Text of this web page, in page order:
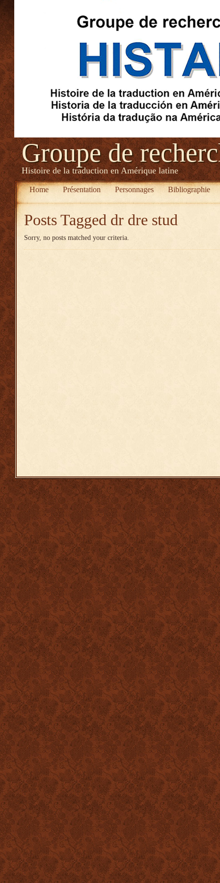
Groupe de
Histoire de la traduction en Amérique latine
Home Présentation Personnages Bibliographie
Posts Tagged dr dre stud
Sorry, no posts matched your criteria.